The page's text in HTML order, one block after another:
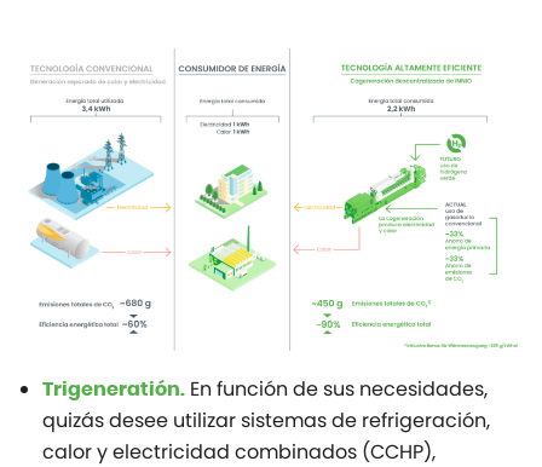
Trigeneratión. En función de sus necesidades,
quizás desee utilizar sistemas de refrigeración,
calor y electricidad combinados (CCHP),